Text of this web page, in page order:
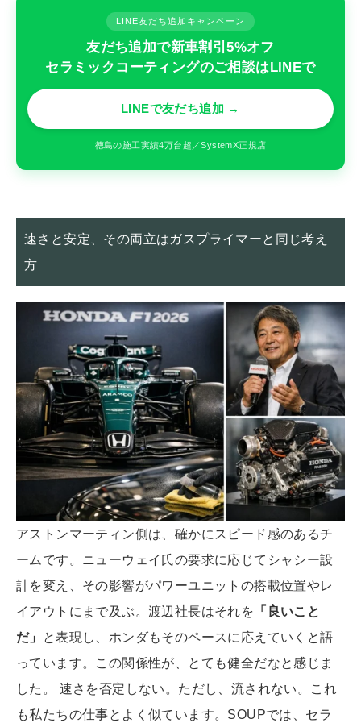
LINE友だち追加キャンペーン
友だち追加で新車割引5%オフ
セラミックコーティングのご相談はLINEで
LINEで友だち追加 →
徳島の施工実績4万台超／SystemX正規店
速さと安定、その両立はガスプライマーと同じ考え
方
アストンマーティン側は、確かにスピード感のあるチ
ームです。ニューウェイ氏の要求に応じてシャシー設
計を変え、その影響がパワーユニットの搭載位置やレ
イアウトにまで及ぶ。渡辺社長はそれを 「良いこと
だ」
と表現し、ホンダもそのペースに応えていくと語
っています。この関係性が、とても健全だなと感じま
した。 速さを否定しない。ただし、流されない。これ
も私たちの仕事とよく似ています。SOUPでは、セラ